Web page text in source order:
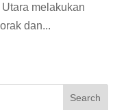
melakukan
dan...